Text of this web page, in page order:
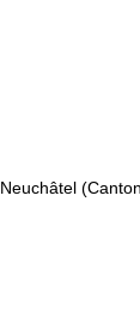
Neuchâtel